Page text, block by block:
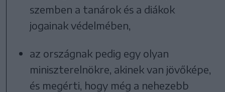
szemben a tanárok és a diákok
jogainak védelmében,
az országnak pedig egy olyan
miniszterelnökre, akinek van jövőképe,
és megérti, hogy még a nehezebb